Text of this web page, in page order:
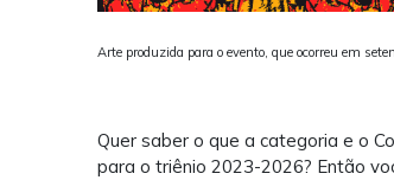
Arte produzida para o evento, que ocorreu em
Quer saber o que a categoria e o
para o triênio 2023-2026? Então